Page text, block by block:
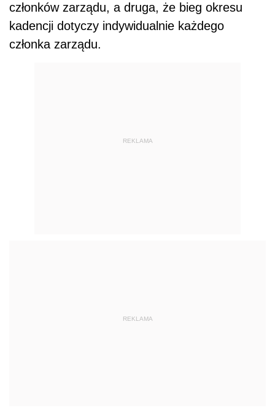
członków zarządu, a druga, że bieg okresu
kadencji dotyczy indywidualnie każdego
członka zarządu.
REKLAMA
REKLAMA